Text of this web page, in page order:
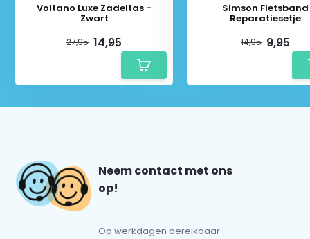
Voltano Luxe Zadeltas -
Zwart
27,95 14,95
Simson Fietsband
Reparatiesetje
14,95 9,95
Neem contact met ons
op!
Op werkdagen bereikbaar